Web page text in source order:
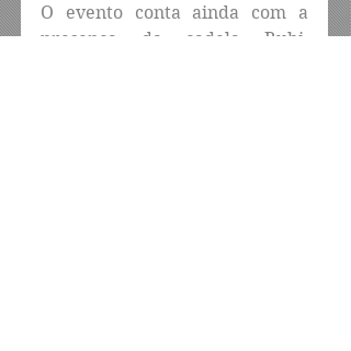
O evento conta ainda com a
presença da cadela Rubi,